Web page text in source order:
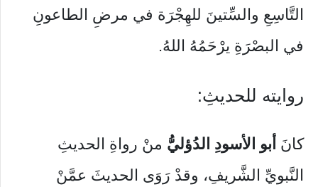
التَّاسِعِ والسِّتينَ للهِجْرَة في مرضِ الطاعونِ
في البصْرَةِ يرْحَمُهُ اللهُ.
روايته للحديثِ:
كانَ أبو الأسودِ الدُؤليُّ منْ رواةِ الحديثِ
النَّبويِّ الشَّريفِ، وقدْ رَوَى الحديثَ عمَّنْ